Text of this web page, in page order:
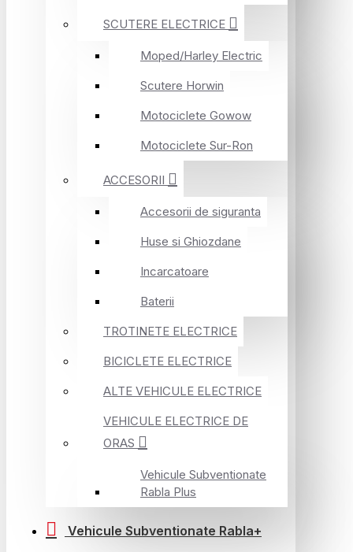
SCUTERE ELECTRICE
Moped/Harley Electric
Scutere Horwin
Motociclete Gowow
Motociclete Sur-Ron
ACCESORII
Accesorii de siguranta
Huse si Ghiozdane
Incarcatoare
Baterii
TROTINETE ELECTRICE
BICICLETE ELECTRICE
ALTE VEHICULE ELECTRICE
VEHICULE ELECTRICE DE
ORAS
Vehicule Subventionate
Rabla Plus
Vehicule Subventionate Rabla+